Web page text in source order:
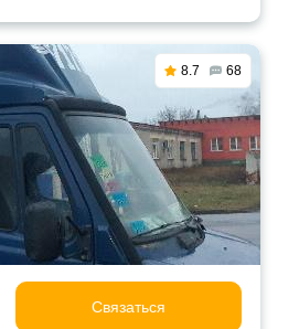
8.7 68
Связаться